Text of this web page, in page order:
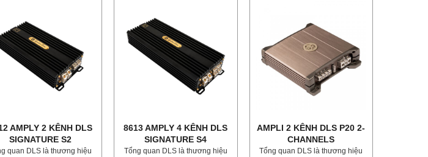
AMPLY 2 KÊNH DLS
SIGNATURE S2
quan DLS là thương hiệu
8613 AMPLY 4 KÊNH DLS
SIGNATURE S4
Tổng quan DLS là thương hiệu
AMPLI 2 KÊNH DLS P20 2-
CHANNELS
Tổng quan DLS là thương hiệu